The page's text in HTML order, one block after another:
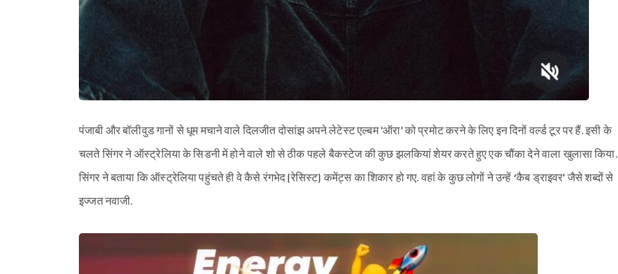
पंजाबी और बॉलीवुड गानों से धूम मचाने वाले दिलजीत दोसांझ अपने लेटेस्ट एल्बम 'ऑरा' को प्रमोट करने के लिए इन दिनों वर्ल्ड टूर पर हैं. इसी के
चलते सिंगर ने ऑस्ट्रेलिया के सिडनी में होने वाले शो से ठीक पहले बैकस्टेज की कुछ झलकियां शेयर करते हुए एक चौंका देने वाला खुलासा किया.
सिंगर ने बताया कि ऑस्ट्रेलिया पहुंचते ही वे कैसे रंगभेद (रेसिस्ट) कमेंट्स का शिकार हो गए. वहां के कुछ लोगों ने उन्हें ‘कैब ड्राइवर' जैसे शब्दों से
इज्जत नवाजी.